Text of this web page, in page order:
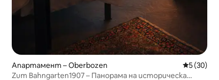
Апартамент – Oberbozen Средна
5 (30)
Zum Bahngarten1907 – Панорама на историческа